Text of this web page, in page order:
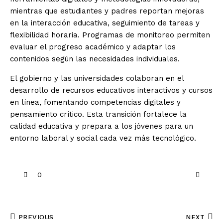
mientras que estudiantes y padres reportan mejoras
en la interacción educativa, seguimiento de tareas y
flexibilidad horaria. Programas de monitoreo permiten
evaluar el progreso académico y adaptar los
contenidos según las necesidades individuales.
El gobierno y las universidades colaboran en el
desarrollo de recursos educativos interactivos y cursos
en línea, fomentando competencias digitales y
pensamiento crítico. Esta transición fortalece la
calidad educativa y prepara a los jóvenes para un
entorno laboral y social cada vez más tecnológico.
0
PREVIOUS NEXT